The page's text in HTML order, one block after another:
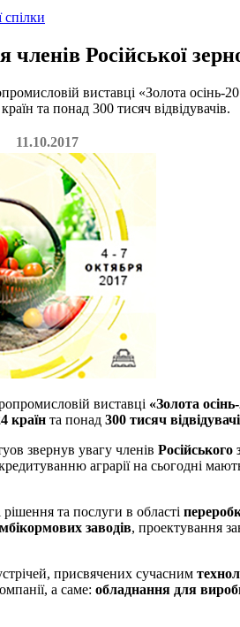
спілки
Російської
виставці «Золота
та понад 300 тисяч відвідувачів.
11.10.2017
виставці «Золота
країн та понад 300 тисяч
звернув увагу членів Російського
аграрії на сьогодні
рішення та послуги в області
заводів, проектування
присвячених сучасним
а саме: обладнання для